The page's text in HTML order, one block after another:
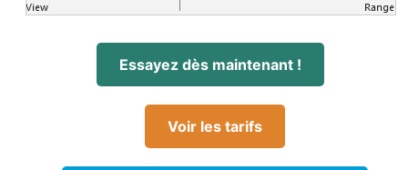
Essayez dès maintenant !
Voir les tarifs